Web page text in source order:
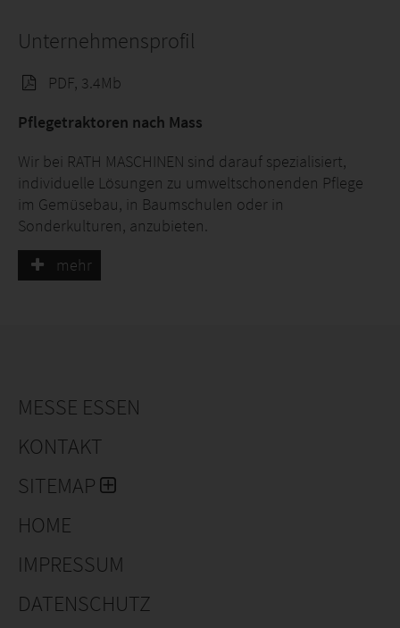
Unternehmensprofil
PDF, 3.4Mb
Pflegetraktoren nach Mass
Wir bei RATH MASCHINEN sind darauf spezialisiert,
individuelle Lösungen zu umweltschonenden Pflege
im Gemüsebau, in Baumschulen oder in
Sonderkulturen, anzubieten.
Wir bauen Ihren Pflegetraktor nach Mass. Traktoren,
die Ihnen helfen, die Arbeit besser, nachhaltiger und
mehr
MESSE ESSEN
KONTAKT
SITEMAP
HOME
IMPRESSUM
DATENSCHUTZ